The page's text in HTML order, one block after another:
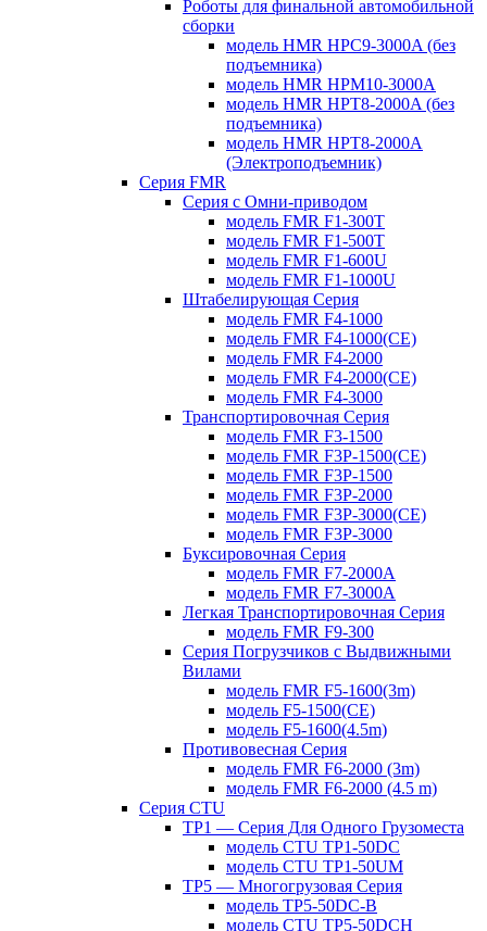
Роботы для финальной автомобильной
сборки
модель HMR HPC9-3000A (без
подъемника)
модель HMR HPM10-3000A
модель HMR HPT8-2000A (без
подъемника)
модель HMR HPT8-2000A
(Электроподъемник)
Серия FMR
Серия с Омни-приводом
модель FMR F1-300T
модель FMR F1-500T
модель FMR F1-600U
модель FMR F1-1000U
Штабелирующая Серия
модель FMR F4-1000
модель FMR F4-1000(CE)
модель FMR F4-2000
модель FMR F4-2000(CE)
модель FMR F4-3000
Транспортировочная Серия
модель FMR F3-1500
модель FMR F3P-1500(CE)
модель FMR F3P-1500
модель FMR F3P-2000
модель FMR F3P-3000(CE)
модель FMR F3P-3000
Буксировочная Серия
модель FMR F7-2000A
модель FMR F7-3000A
Легкая Транспортировочная Серия
модель FMR F9-300
Серия Погрузчиков с Выдвижными
Вилами
модель FMR F5-1600(3m)
модель F5-1500(CE)
модель F5-1600(4.5m)
Противовесная Cерия
модель FMR F6-2000 (3m)
модель FMR F6-2000 (4.5 m)
Серия CTU
TP1 — Серия Для Одного Грузоместа
модель CTU TP1-50DC
модель CTU TP1-50UM
TP5 — Многогрузовая Серия
модель TP5-50DC-B
модель CTU TP5-50DCH